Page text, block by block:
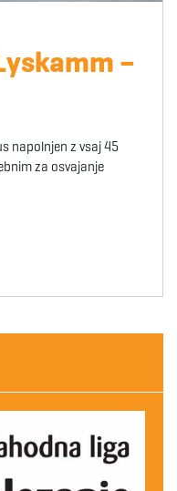
–
napolnjen z vsaj 45
za osvajanje